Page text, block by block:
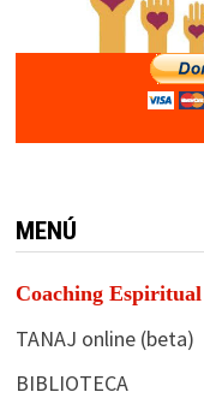
MENÚ
Coaching Espiritual
TANAJ online (beta)
BIBLIOTECA